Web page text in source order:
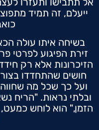
ייעלם, זה תמיד
בשיחה איתו עולה
זירת הפיגוע לפרטי
הזיכרונות אלא רק
חושים שהתחדדו
ועל כך שכל מה
ובלתי נראות. "הריח
הזמן," הוא לוחש